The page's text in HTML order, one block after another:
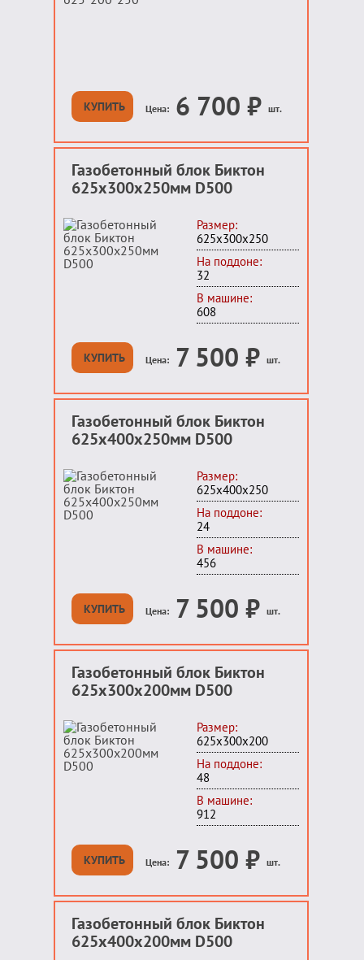
КУПИТЬ Цена: 6 700 ₽ шт.
Газобетонный блок Биктон
625x300x250мм D500
Размер:
625х300х250
На поддоне:
32
В машине:
608
КУПИТЬ Цена: 7 500 ₽ шт.
Газобетонный блок Биктон
625x400x250мм D500
Размер:
625х400х250
На поддоне:
24
В машине:
456
КУПИТЬ Цена: 7 500 ₽ шт.
Газобетонный блок Биктон
625x300x200мм D500
Размер:
625х300х200
На поддоне:
48
В машине:
912
КУПИТЬ Цена: 7 500 ₽ шт.
Газобетонный блок Биктон
625x400x200мм D500